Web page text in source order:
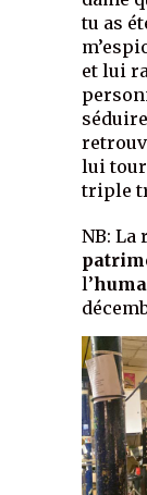
tu as
et lui
lui
triple
NB: La
l’